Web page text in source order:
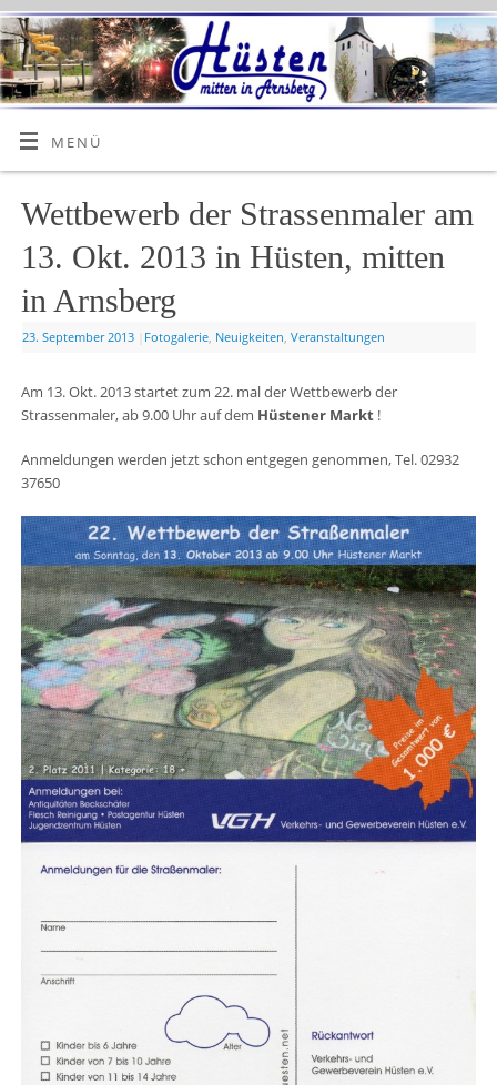
MENÜ
Wettbewerb der Strassenmaler am
13. Okt. 2013 in Hüsten, mitten
in Arnsberg
23. September 2013 Fotogalerie, Neuigkeiten Veranstaltungen
Am 13. Okt. 2013 startet zum 22. mal der Wettbewerb der
Strassenmaler, ab 9.00 Uhr auf dem Hüstener Markt!
Anmeldungen werden jetzt schon entgegen genommen, Tel. 02932
37650